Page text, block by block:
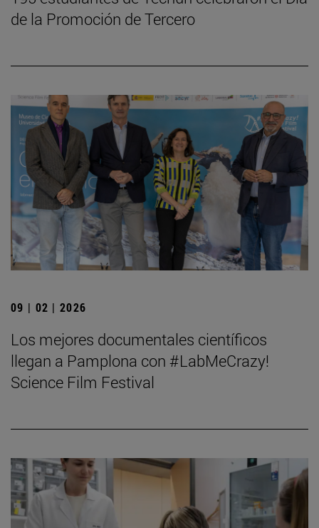
de la Promoción de Tercero
09 | 02 | 2026
Los mejores documentales científicos
llegan a Pamplona con #LabMeCrazy!
Science Film Festival